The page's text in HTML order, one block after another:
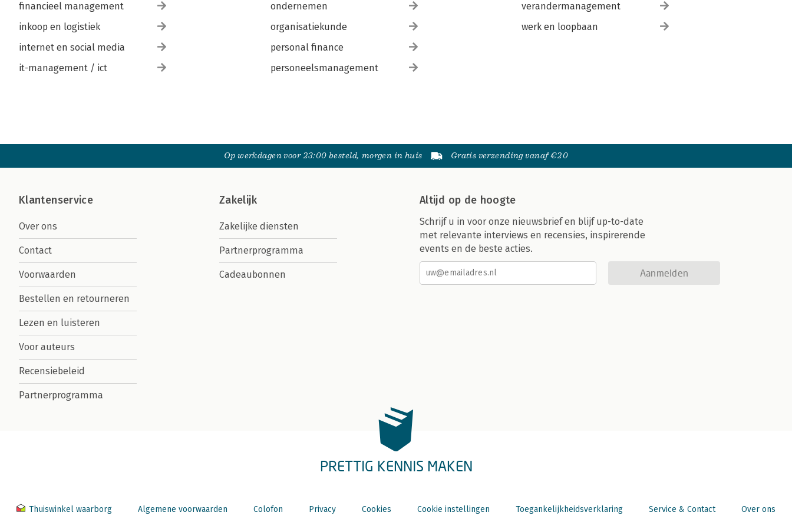
financieel management
inkoop en logistiek
internet en social media
it-management / ict
ondernemen
organisatiekunde
personal finance
personeelsmanagement
verandermanagement
werk en loopbaan
Op werkdagen voor 23:00 besteld, morgen in huis Gratis verzending vanaf €20
Klantenservice
Over ons
Contact
Voorwaarden
Bestellen en retourneren
Lezen en luisteren
Voor auteurs
Recensiebeleid
Partnerprogramma
Zakelijk
Zakelijke diensten
Partnerprogramma
Cadeaubonnen
Altijd op de hoogte
Schrijf u in voor onze nieuwsbrief en blijf up-to-date
met relevante interviews en recensies, inspirerende
events en de beste acties.
Aanmelden
PRETTIG KENNIS MAKEN
Thuiswinkel waarborg Algemene voorwaarden Colofon Privacy Cookies Cookie instellingen Toegankelijkheidsverklaring Service & Contact Over ons